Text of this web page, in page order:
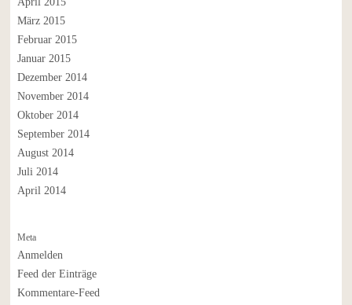
März 2015
Februar 2015
Januar 2015
Dezember 2014
November 2014
Oktober 2014
September 2014
August 2014
Juli 2014
April 2014
Meta
Anmelden
Feed der Einträge
Kommentare-Feed